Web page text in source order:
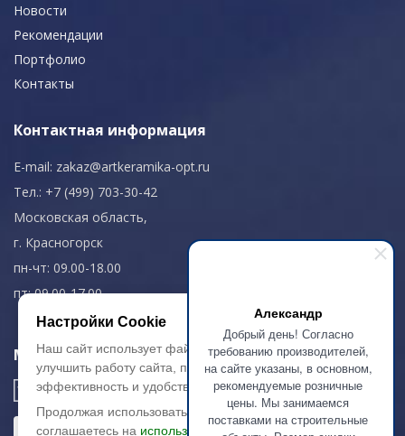
Александр
Добрый день! Согласно
требованию производителей,
на сайте указаны, в основном,
рекомендуемые розничные
цены. Мы занимаемся
поставками на строительные
Новости
Рекомендации
Портфолио
Контакты
Контактная информация
E-mail: zakaz@artkeramika-opt.ru
Тел.: +7 (499) 703-30-42
Московская область,
г. Красногорск
пн-чт: 09.00-18.00
пт: 09.00-17.00
Мы в соц. сетях
Настройки Cookie
Наш сайт использует файлы cookie, чтобы
улучшить работу сайта, повысить его
эффективность и удобство.
Продолжая использовать сайт, вы
соглашаетесь на использование файлов